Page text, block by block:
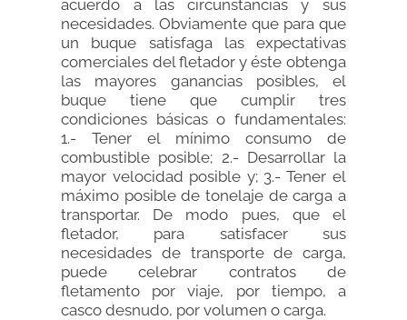
acuerdo a las circunstancias y sus
necesidades. Obviamente que para que
un buque satisfaga las expectativas
comerciales del fletador y éste obtenga
las mayores ganancias posibles, el
buque tiene que cumplir tres
condiciones básicas o fundamentales:
1.- Tener el mínimo consumo de
combustible posible; 2.- Desarrollar la
mayor velocidad posible y; 3.- Tener el
máximo posible de tonelaje de carga a
transportar. De modo pues, que el
fletador, para satisfacer sus
necesidades de transporte de carga,
puede celebrar contratos de
fletamento por viaje, por tiempo, a
casco desnudo, por volumen o carga.